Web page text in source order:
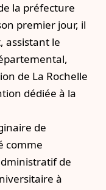
la préfecture
premier jour, il
assistant le
de La Rochelle
dédiée à la
de
comme
de
à